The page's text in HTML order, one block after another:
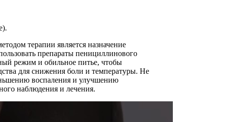
терапии является назначение
препараты пенициллинового
режим и обильное питье, чтобы
для снижения боли и температуры. Не
воспаления и улучшению
наблюдения и лечения.